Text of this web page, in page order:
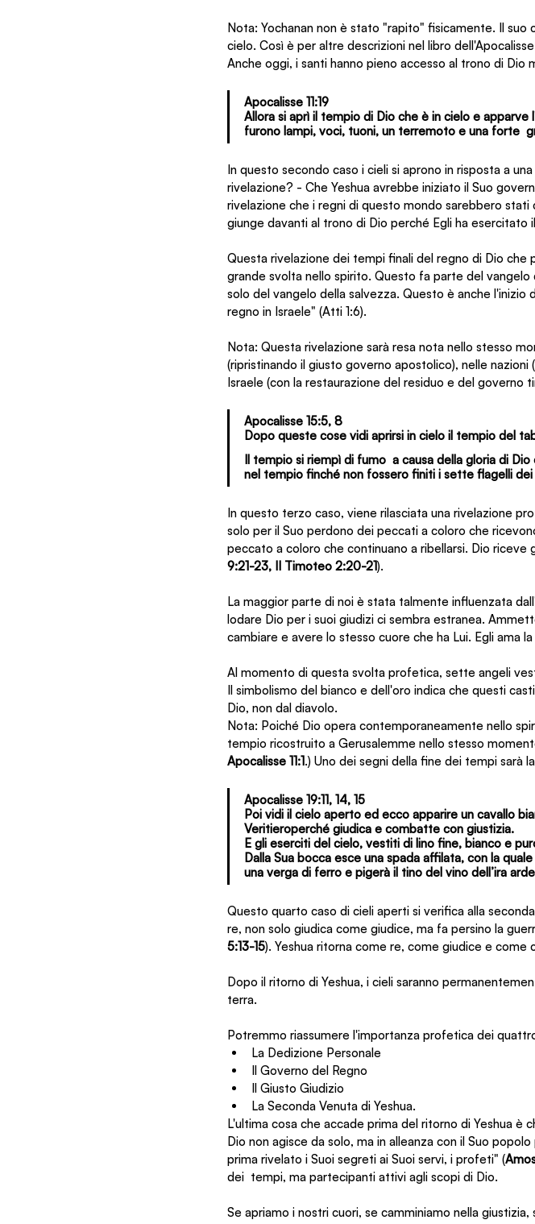
Nota: Yochanan non è stato "rapito" fisicamente. Il
cielo. Così è per altre descrizioni nel libro
Anche oggi, i santi hanno pieno accesso al trono di
Apocalisse 11:19
Allora si aprì il tempio di Dio che è in cielo e apparve
furono lampi, voci, tuoni, un terremoto e una forte
In questo secondo caso i cieli si aprono in risposta a
rivelazione? - Che Yeshua avrebbe iniziato il Suo
rivelazione che i regni di questo mondo sarebbero stati
giunge davanti al trono di Dio perché Egli ha esercitato
Questa rivelazione dei tempi finali del regno di Dio
grande svolta nello spirito. Questo fa parte del
solo del vangelo della salvezza. Questo è anche
regno in Israele" (Atti 1:6).
Nota: Questa rivelazione sarà resa nota nello stesso
(ripristinando il giusto governo apostolico), nelle
Israele (con la restaurazione del residuo e del governo
Apocalisse 15:5, 8
Dopo queste cose vidi aprirsi in cielo il tempio del
Il tempio si riempì di fumo  a causa della gloria di
nel tempio finché non fossero finiti i sette flagelli
In questo terzo caso, viene rilasciata una rivelazione
solo per il Suo perdono dei peccati a coloro che
peccato a coloro che continuano a ribellarsi. Dio riceve
9:21-23, II Timoteo 2:20-21).
La maggior parte di noi è stata talmente influenzata
lodare Dio per i suoi giudizi ci sembra estranea.
cambiare e avere lo stesso cuore che ha Lui. Egli ama
Al momento di questa svolta profetica, sette angeli
Il simbolismo del bianco e dell'oro indica che questi
Dio, non dal diavolo.
Nota: Poiché Dio opera contemporaneamente nello
tempio ricostruito a Gerusalemme nello stesso
Apocalisse 11:1.) Uno dei segni della fine dei tempi sarà
Apocalisse 19:11, 14, 15
Poi vidi il cielo aperto ed ecco apparire un cavallo
Veritieroperché giudica e combatte con giustizia.
E gli eserciti del cielo, vestiti di lino fine, bianco e
Dalla Sua bocca esce una spada affilata, con la
una verga di ferro e pigerà il tino del vino dell’ira
Questo quarto caso di cieli aperti si verifica alla
re, non solo giudica come giudice, ma fa persino la
5:13-15). Yeshua ritorna come re, come giudice e come
Dopo il ritorno di Yeshua, i cieli saranno
terra.
Potremmo riassumere l'importanza profetica dei
La Dedizione Personale
Il Governo del Regno
Il Giusto Giudizio
La Seconda Venuta di Yeshua.
L'ultima cosa che accade prima del ritorno di Yeshua è
Dio non agisce da solo, ma in alleanza con il Suo
prima rivelato i Suoi segreti ai Suoi servi, i profeti" (
dei  tempi, ma partecipanti attivi agli scopi di Dio.
Se apriamo i nostri cuori, se camminiamo nella